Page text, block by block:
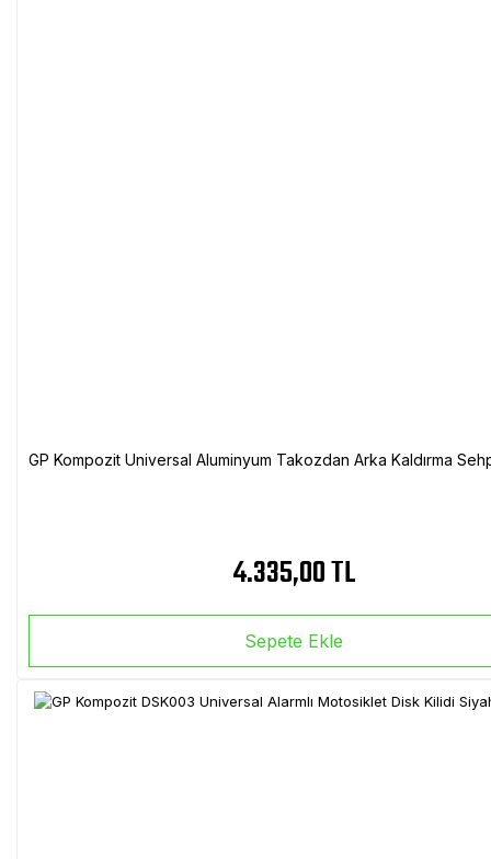
GP Kompozit Universal Aluminyum Takozdan Arka Kaldırma
4.335,00 TL
Sepete Ekle